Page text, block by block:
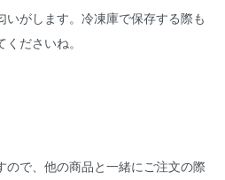
いがします。冷凍庫で保存する際も
ださいね。
ので、他の商品と一緒にご注文の際